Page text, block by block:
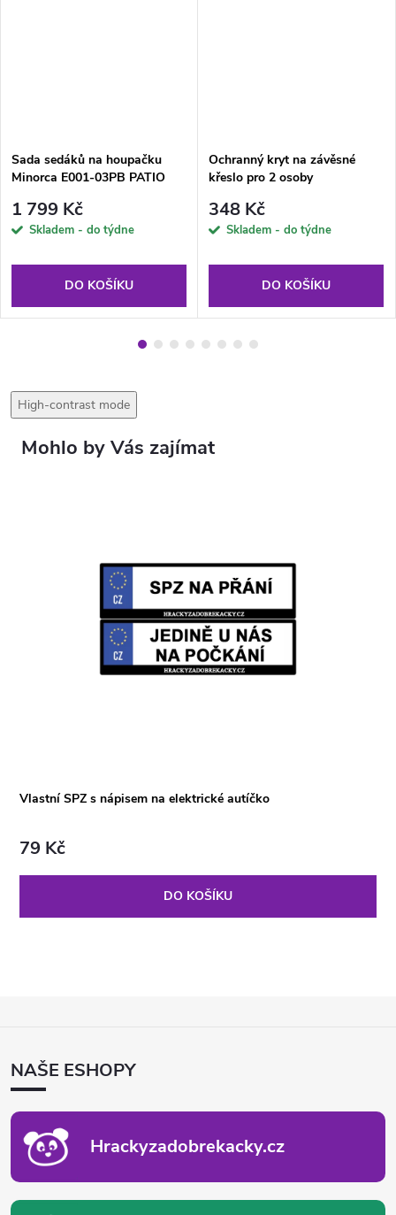
Sada sedáků na houpačku
Minorca E001-03PB PATIO
1 799 Kč
Skladem - do týdne
DO KOŠÍKU
Ochranný kryt na závěsné
křeslo pro 2 osoby
348 Kč
Skladem - do týdne
DO KOŠÍKU
High-contrast mode
Vlastní SPZ s nápisem na elektrické autíčko
79 Kč
DO KOŠÍKU
ANAŠE ESHOPY
Hrackyzadobrekacky.cz